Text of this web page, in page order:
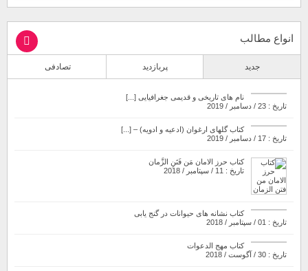
انواع مطالب
جدید پربازدید تصادفی
نام های تاریخی و قدیمی جغرافیایی [...]
تاریخ : 23 / دسامبر / 2019
کتاب گلهای ارغوان (ادعیه و ادویه) – [...]
تاریخ : 17 / دسامبر / 2019
کتاب حرز الامان مَن فَتَنِ الزَّمان
تاریخ : 11 / سپتامبر / 2018
کتاب نشانه های حیوانات در گنج یابی
تاریخ : 01 / سپتامبر / 2018
کتاب مهج الدعوات
تاریخ : 30 / آگوست / 2018